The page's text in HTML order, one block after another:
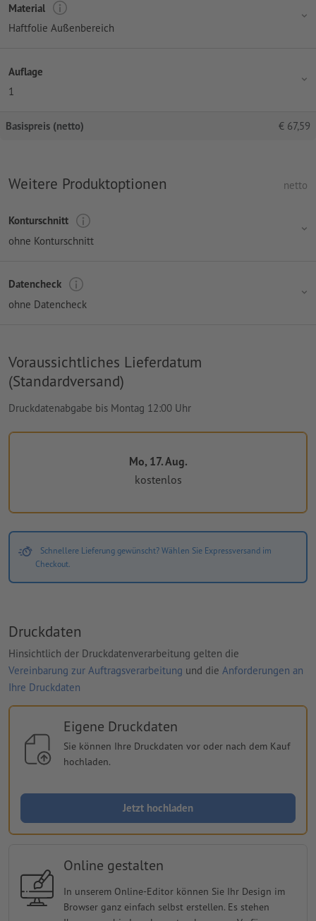
Material
Haftfolie Außenbereich
Auflage
1
Basispreis (netto) € 67,59
Weitere Produktoptionen netto
Konturschnitt
ohne Konturschnitt
Datencheck
ohne Datencheck
Voraussichtliches Lieferdatum
(Standardversand)
Druckdatenabgabe bis Montag 12:00 Uhr
Mo, 17. Aug.
kostenlos
Schnellere Lieferung gewünscht? Wählen Sie Expressversand im
Checkout.
Druckdaten
Hinsichtlich der Druckdatenverarbeitung gelten die
Vereinbarung zur Auftragsverarbeitung und die Anforderungen an
Ihre Druckdaten
Eigene Druckdaten
Sie können Ihre Druckdaten vor oder nach dem Kauf
hochladen.
Jetzt hochladen
Online gestalten
In unserem Online-Editor können Sie Ihr Design im
Browser ganz einfach selbst erstellen. Es stehen